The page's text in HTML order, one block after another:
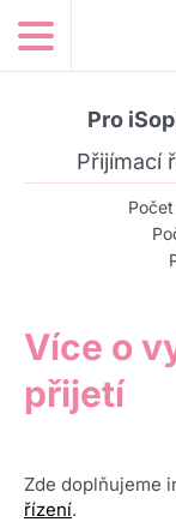
Pro
Přijímací
Více o
přijetí
Zde doplňujeme
řízení.